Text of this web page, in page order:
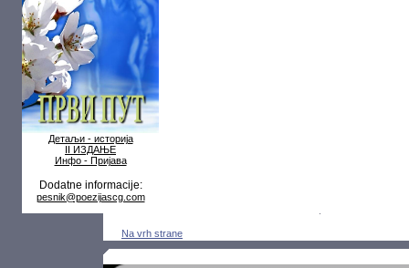
Детаљи - историја
II ИЗДАЊЕ
Инфо - Пријава
Dodatne informacije:
pesnik@poezijascg.com
Na vrh strane